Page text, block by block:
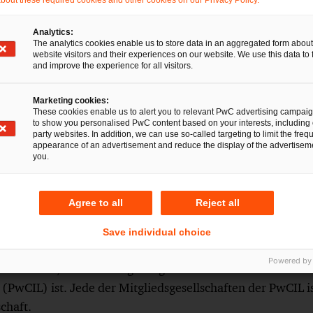
Belangen verantwortungsvoll
wirtschaftlichen Erfolg langfristig zu sichern.
Rechtsanwält:innen an 18 Standorten. Integrierte
dabei, Vertrauen aufzubauen und sich neu zu
365.000 Mitarbeitende in 136 Ländern täglich
Chancen und Wettbewerbsvorteile. Mit modernsten
in den Bereichen Wirtschaftsprüfung, Steuern, Recht
zu schaffen, auszubauen und zu erhalten.
in diesem Dokument die
die eine Mitgliedsgesellschaft der
ist. Jede der Mitgliedsgesellschaften der PwCIL
Analytics:
The analytics cookies enable us to store data in an aggregated form
website visitors and their experiences on our website. We use this data to
and improve the experience for all visitors.
Marketing cookies:
These cookies enable us to alert you to relevant PwC advertising
to show you personalised PwC content based on your interests, including
party websites. In addition, we can use so-called targeting to limit the
appearance of an advertisement and reduce the display of the
you.
Agree to all Reject all
Save individual choice
Powered by